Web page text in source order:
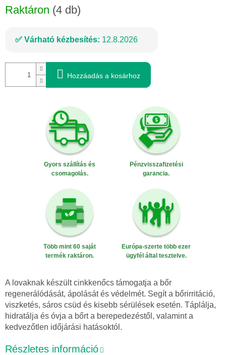
Raktáron (4 db)
Várható kézbesítés: 12.8.2026
Hozzáadás a kosárhoz
Gyors szállítás és
csomagolás.
Pénzvisszafizetési
garancia.
Több mint 60 saját
termék raktáron.
Európa-szerte több ezer
ügyfél által tesztelve.
A lovaknak készült cinkkenőcs támogatja a bőr
regenerálódását, ápolását és védelmét. Segít a bőrirritáció,
viszketés, sáros csüd és kisebb sérülések esetén. Táplálja,
hidratálja és óvja a bőrt a berepedezéstől, valamint a
kedvezőtlen időjárási hatásoktól.
Részletes információ